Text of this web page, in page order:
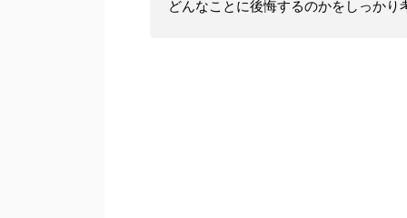
どんなことに後悔するのかをしっか